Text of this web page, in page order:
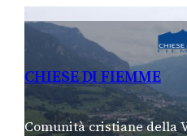
CHIESE DI FIEMME
Comunità cristiane della